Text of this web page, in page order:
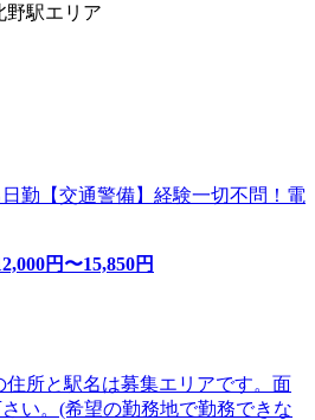
野駅エリア
勤【交通警備】経験一切不問！電
円〜15,850円
所と駅名は募集エリアです。面
い。(希望の勤務地で勤務できな